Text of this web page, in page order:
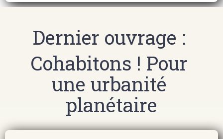
Dernier ouvrage :
Cohabitons ! Pour
une urbanité
planétaire